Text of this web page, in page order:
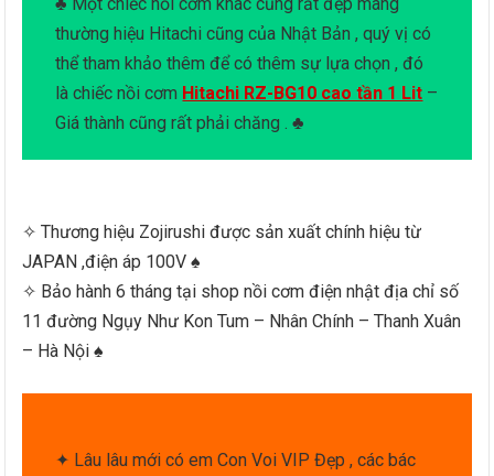
thường hiệu Hitachi cũng của Nhật Bản , quý vị có
thể tham khảo thêm để có thêm sự lựa chọn , đó
là chiếc nồi cơm Hitachi RZ-BG10 cao tần 1 Lit –
Giá thành cũng rất phải chăng . ♣
✧ Thương hiệu Zojirushi được sản xuất chính hiệu từ
JAPAN ,điện áp 100V ♠
✧ Bảo hành 6 tháng tại shop nồi cơm điện nhật địa chỉ số
11 đường Ngụy Như Kon Tum – Nhân Chính – Thanh Xuân
– Hà Nội ♠
✦ Lâu lâu mới có em Con Voi VIP Đẹp , các bác